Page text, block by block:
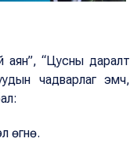
аян”, “Цусны даралт
чадварлаг эмч,
өгнө.